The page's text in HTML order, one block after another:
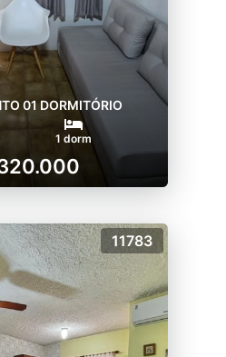
01 DORMITÓRIO
1 dorm
11783